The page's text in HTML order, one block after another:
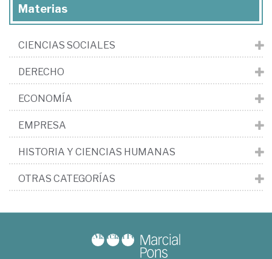
Materias
CIENCIAS SOCIALES
DERECHO
ECONOMÍA
EMPRESA
HISTORIA Y CIENCIAS HUMANAS
OTRAS CATEGORÍAS